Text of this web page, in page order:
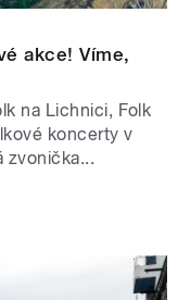
akce! Víme,
na Lichnici, Folk
koncerty v
zvonička...